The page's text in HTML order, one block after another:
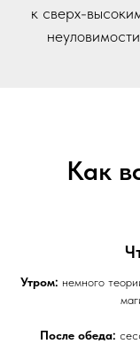
к сверх-
Как
Утром: немного
После обеда: